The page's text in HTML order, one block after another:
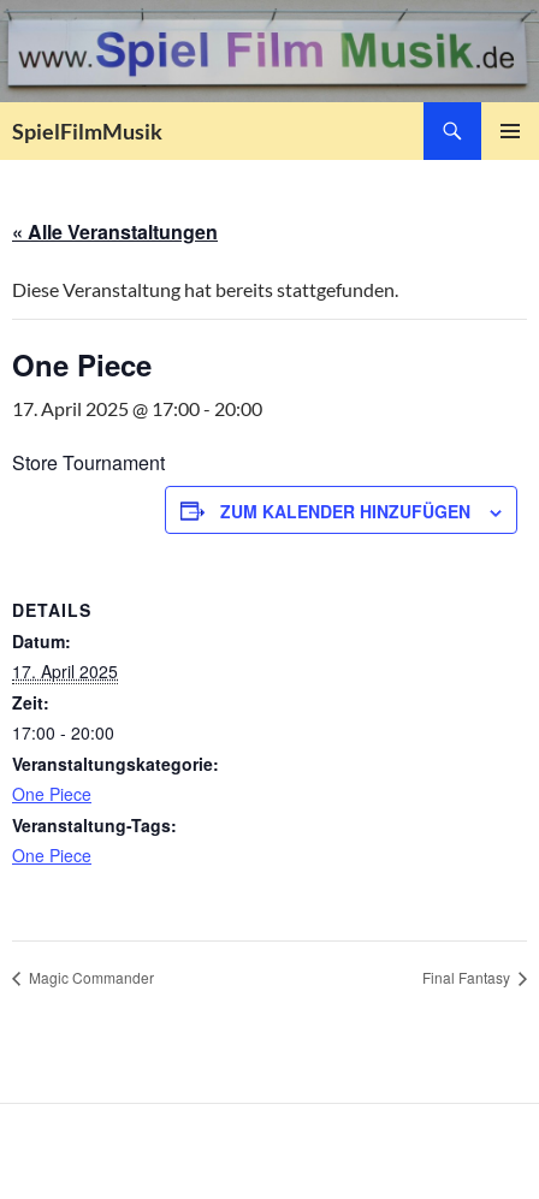
SpielFilmMusik
« Alle Veranstaltungen
Diese Veranstaltung hat bereits stattgefunden.
One Piece
17. April 2025 @ 17:00- 20:00
Store Tournament
ZUM KALENDER HINZUFÜGEN
DETAILS
Datum:
17. April 2025
Zeit:
17:00 - 20:00
Veranstaltungskategorie:
One Piece
Veranstaltung-Tags:
One Piece
Magic Commander Final Fantasy